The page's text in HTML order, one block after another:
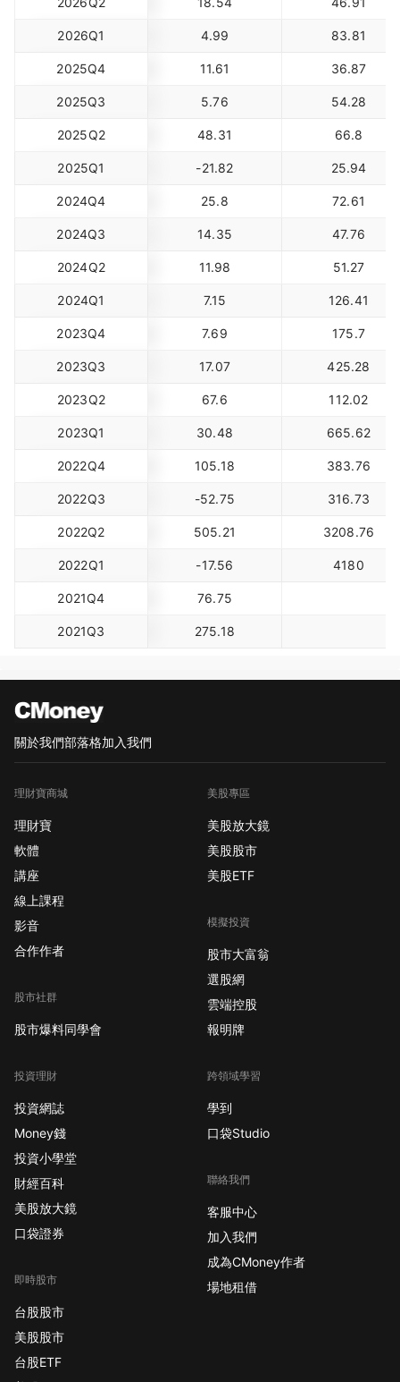
2026Q1 4.99 83.81
2025Q4 11.61 36.87
2025Q3 5.76 54.28
2025Q2 48.31 66.8
2025Q1 -21.82 25.94
2024Q4 25.8 72.61
2024Q3 14.35 47.76
2024Q2 11.98 51.27
2024Q1 7.15 126.41
2023Q4 7.69 175.7
2023Q3 17.07 425.28
2023Q2 67.6 112.02
2023Q1 30.48 665.62
2022Q4 105.18 383.76
2022Q3 -52.75 316.73
2022Q2 505.21 3208.76
2022Q1 -17.56 4180
2021Q4 76.75
2021Q3 275.18
關於我們部落格加入我們
理財寶商城
理財寶
軟體
講座
線上課程
影音
合作作者
股市社群
股市爆料同學會
投資理財
投資網誌
Money錢
投資小學堂
財經百科
美股放大鏡
口袋證券
即時股市
台股股市
美股股市
台股ETF
美股專區
美股放大鏡
美股股市
美股ETF
模擬投資
股市大富翁
選股網
雲端控股
報明牌
跨領域學習
學到
口袋Studio
聯絡我們
客服中心
加入我們
成為CMoney作者
場地租借